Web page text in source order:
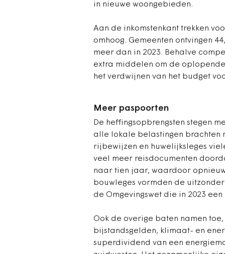
in nieuwe woongebieden.
Aan de inkomstenkant trekken
omhoog. Gemeenten ontvingen
meer dan in 2023. Behalve
extra middelen om de
het verdwijnen van het budget
Meer paspoorten
De heffingsopbrengsten stegen
alle lokale belastingen brachten
rijbewijzen en huwelijksleges
veel meer reisdocumenten
naar tien jaar, waardoor
bouwleges vormden de
de Omgevingswet die in 2023
Ook de overige baten namen
bijstandsgelden, klimaat- en
superdividend van een